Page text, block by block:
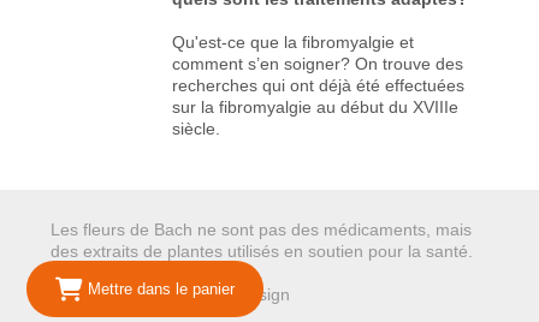
Mettre dans le panier
Qu'est-ce que la fibromyalgie et
comment s’en soigner? On trouve des
recherches qui ont déjà été effectuées
sur la fibromyalgie au début du XVIIIe
siècle.
Les fleurs de Bach ne sont pas des médicaments, mais
des extraits de plantes utilisés en soutien pour la santé.
© 2026 Mariepure - Webdesign